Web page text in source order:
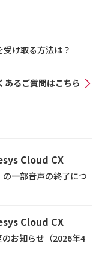
け取る方法は？
あるご質問はこちら
Cloud CX
一部音声の終了につ
Cloud CX
お知らせ（2026年4